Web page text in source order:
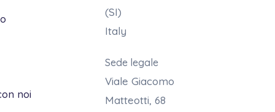
noi
(SI)
Italy
Sede legale
Viale Giacomo
Matteotti, 68